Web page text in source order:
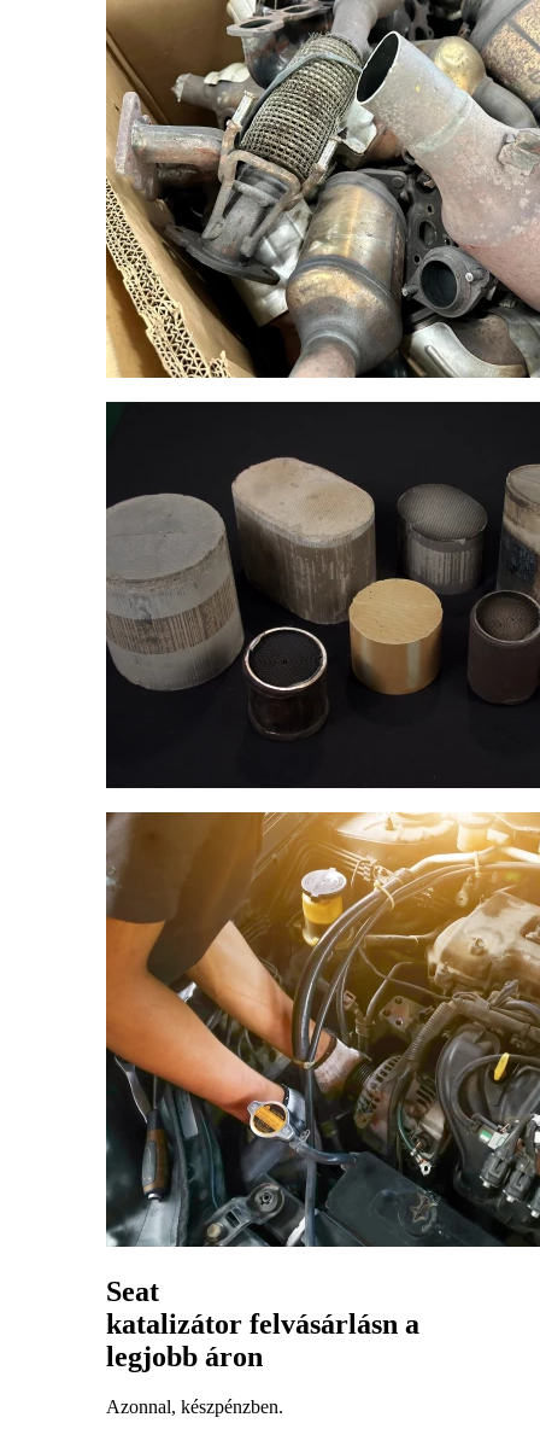
Seat
katalizátor felvásárlásn a
legjobb áron
Azonnal, készpénzben.